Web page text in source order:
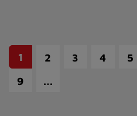
1 2 3 4 5
9
…